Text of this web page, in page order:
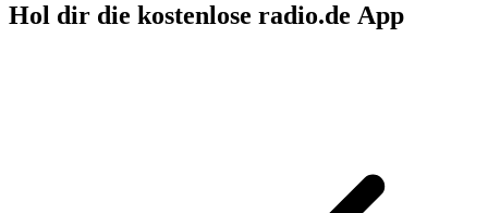
Hol dir die kostenlose radio.de App